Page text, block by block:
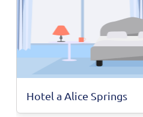
Hotel a Alice Springs